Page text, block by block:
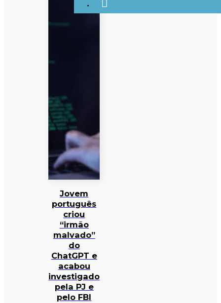
Jovem
português
criou
“irmão
malvado”
do
ChatGPT e
acabou
investigado
pela PJ e
pelo FBI